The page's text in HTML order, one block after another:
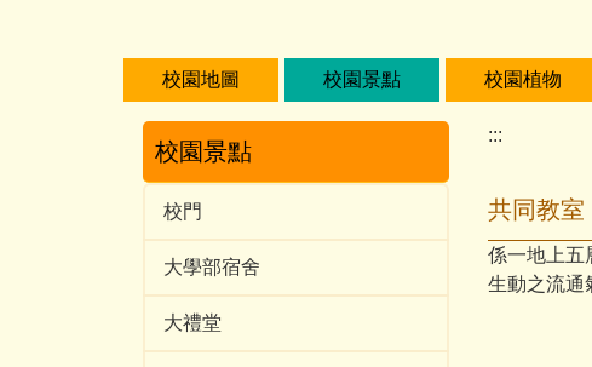
校園地圖 校園景點 校園植物
校園景點
校門
大學部宿舍
大禮堂
:::
共同教室
係一地上五
生動之流通